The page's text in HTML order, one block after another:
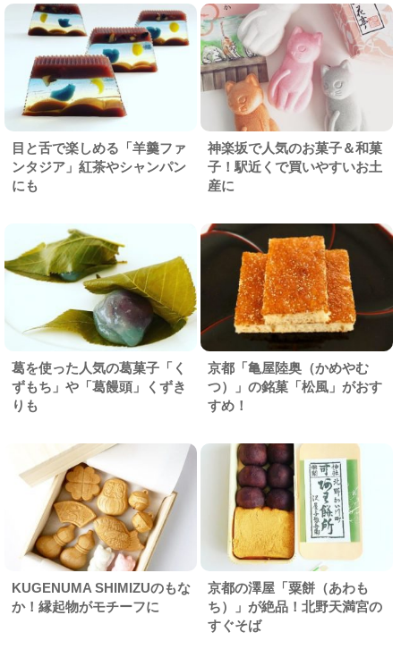
目と舌で楽しめる「羊羹ファ
ンタジア」紅茶やシャンパン
にも
神楽坂で人気のお菓子＆和菓
子！駅近くで買いやすいお土
産に
葛を使った人気の葛菓子「く
ずもち」や「葛饅頭」くずき
りも
京都「亀屋陸奥（かめやむ
つ）」の銘菓「松風」がおす
すめ！
KUGENUMA SHIMIZUのもな
か！縁起物がモチーフに
京都の澤屋「粟餅（あわも
ち）」が絶品！北野天満宮の
すぐそば